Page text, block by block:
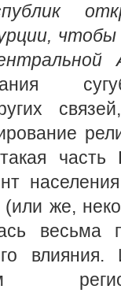
часть
же,
весьма